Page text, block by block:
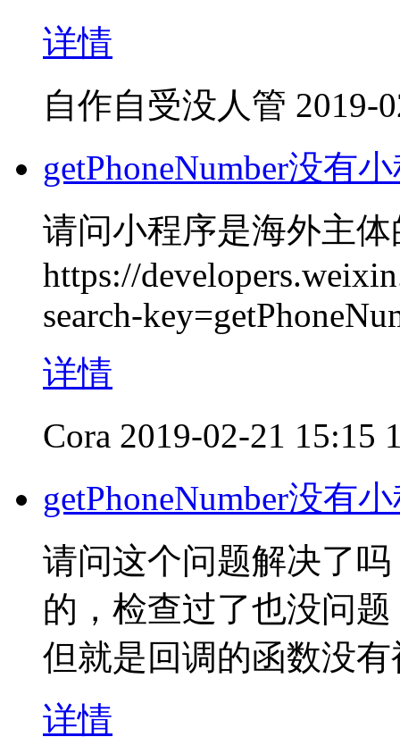
详情
自作自受没人管 2019-
getPhoneNumber没有
请问小程序是海外主
https://
search-
详情
Cora 2019-02-21 15:15
getPhoneNumber没有
请问这个问题解决了
的，检查过了也没问
但就是回调的函数没
详情